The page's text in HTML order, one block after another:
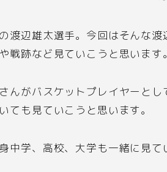
渡辺雄太選手。今回はそんな
戦跡など見ていこうと思います
んがバスケットプレイヤーと
ても見ていこうと思います。
中学、高校、大学も一緒に見